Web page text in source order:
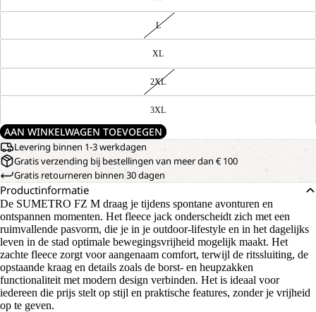
L
XL
2XL
3XL
AAN WINKELWAGEN TOEVOEGEN
Levering binnen 1-3 werkdagen
Gratis verzending bij bestellingen van meer dan € 100
Gratis retourneren binnen 30 dagen
Productinformatie
De SUMETRO FZ M draag je tijdens spontane avonturen en
ontspannen momenten. Het fleece jack onderscheidt zich met een
ruimvallende pasvorm, die je in je outdoor-lifestyle en in het dagelijks
leven in de stad optimale bewegingsvrijheid mogelijk maakt. Het
zachte fleece zorgt voor aangenaam comfort, terwijl de ritssluiting, de
opstaande kraag en details zoals de borst- en heupzakken
functionaliteit met modern design verbinden. Het is ideaal voor
iedereen die prijs stelt op stijl en praktische features, zonder je vrijheid
op te geven.